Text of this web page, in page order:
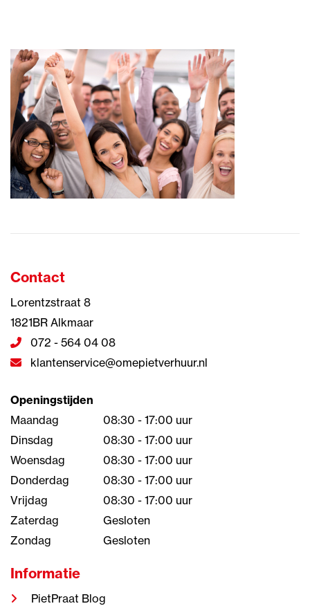
Contact
Lorentzstraat 8
1821BR Alkmaar
072 - 564 04 08
klantenservice@omepietverhuur.nl
Openingstijden
Maandag
08:30 - 17:00 uur
Dinsdag
08:30 - 17:00 uur
Woensdag
08:30 - 17:00 uur
Donderdag
08:30 - 17:00 uur
Vrijdag
08:30 - 17:00 uur
Zaterdag
Gesloten
Zondag
Gesloten
Informatie
PietPraat Blog